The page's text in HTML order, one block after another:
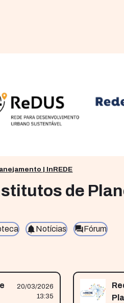
| InREDE
de
Notícias Fórum
20/03/2026
13:35